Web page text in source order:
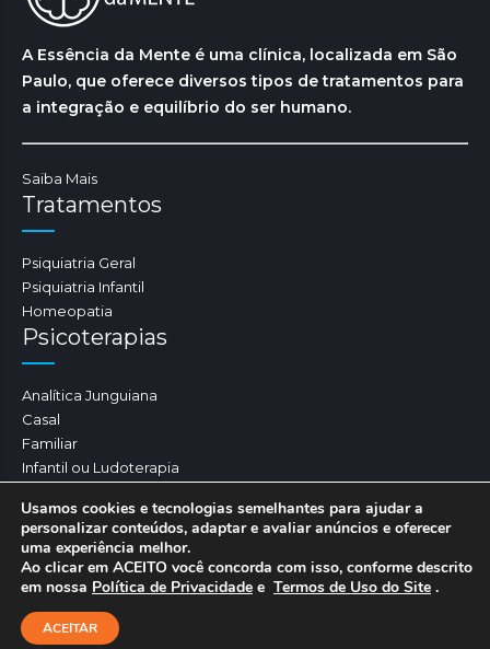
A Essência da Mente é uma clínica, localizada em São
Paulo, que oferece diversos tipos de tratamentos para
a integração e equilíbrio do ser humano.
Saiba Mais
Tratamentos
Psiquiatria Geral
Psiquiatria Infantil
Homeopatia
Psicoterapias
Analítica Junguiana
Casal
Familiar
Infantil ou Ludoterapia
Essência da Mente 2024. Todos os direitos
reservados.
Usamos cookies e tecnologias semelhantes para ajudar a
personalizar conteúdos, adaptar e avaliar anúncios e oferecer
uma experiência melhor.
Ao clicar em ACEITO você concorda com isso, conforme descrito
em nossa Política de Privacidade e Termos de Uso do Site .
ACEITAR